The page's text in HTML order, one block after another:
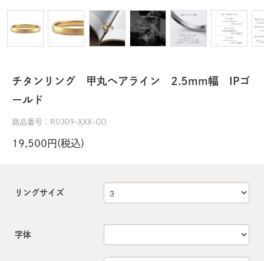
チタンリング 甲丸ヘアライン 2.5mm幅 IPゴ
ールド
商品番号：R0309-XXX-GO
19,500円(税込)
リングサイズ
字体